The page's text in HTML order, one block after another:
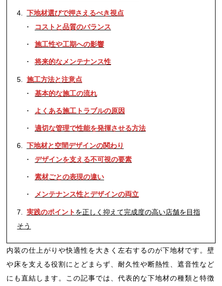
下地材選びで押さえるべき視点
コストと品質のバランス
施工性や工期への影響
将来的なメンテナンス性
施工方法と注意点
基本的な施工の流れ
よくある施工トラブルの原因
適切な管理で性能を発揮させる方法
下地材と空間デザインの関わり
デザインを支える不可視の要素
素材ごとの表現の違い
メンテナンス性とデザインの両立
実践のポイントを正しく抑えて完成度の高い店舗を目指
そう
内装の仕上がりや快適性を大きく左右するのが下地材です。壁
や床を支える役割にとどまらず、耐久性や断熱性、遮音性など
にも直結します。この記事では、代表的な下地材の種類と特徴